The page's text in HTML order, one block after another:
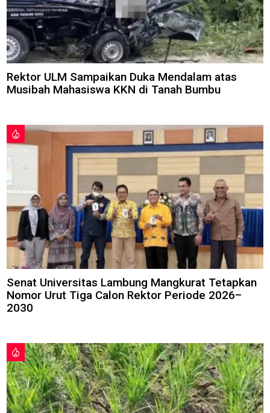
Rektor ULM Sampaikan Duka Mendalam atas
Musibah Mahasiswa KKN di Tanah Bumbu
Senat Universitas Lambung Mangkurat Tetapkan
Nomor Urut Tiga Calon Rektor Periode 2026–
2030